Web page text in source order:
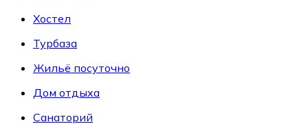
Хостел
Турбаза
Жильё посуточно
Дом отдыха
Санаторий